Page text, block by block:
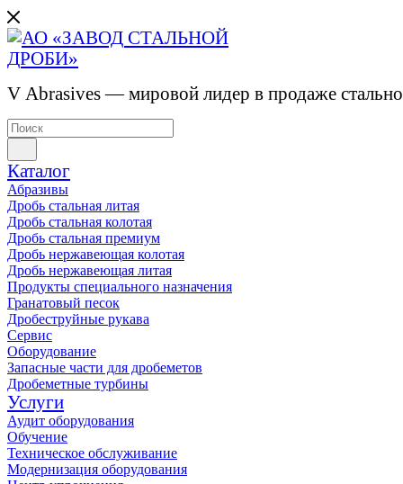
V Abrasives — мировой лидер в продаже
Каталог
Абразивы
Дробь стальная литая
Дробь стальная колотая
Дробь стальная премиум
Дробь нержавеющая колотая
Дробь нержавеющая литая
Продукты специального назначения
Гранатовый песок
Дробеструйные рукава
Сервис
Оборудование
Запасные части для дробеметов
Дробеметные турбины
Услуги
Аудит оборудования
Обучение
Техническое обслуживание
Модернизация оборудования